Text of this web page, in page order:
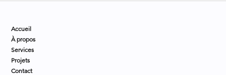
Accueil
À propos
Services
Projets
Contact